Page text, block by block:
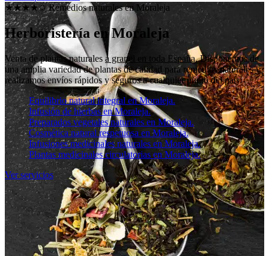
★★★★✩ Remedios naturales en Moraleja
Herboristería en Moraleja
Venta de plantas naturalesa granel en toda España. Disponemos de
una amplia variedad de plantas de calidad para remedios naturales y
realizamos envíos rápidos y seguros a cualquier punto del país.
Equilibrio natural integral en Moraleja.
Infusión de hierbas en Moraleja.
Preparados vegetales naturales en Moraleja.
Cosmética natural respetuosa en Moraleja.
Infusiones medicinales naturales en Moraleja.
Plantas medicinales circulatorias en Moraleja.
Ver servicios